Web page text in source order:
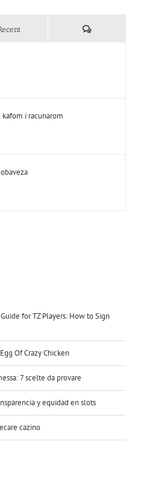
Comments
i racunarom
for TZ Players: How to Sign
Of Crazy Chicken
7 scelte da provare
y equidad en slots
cazino